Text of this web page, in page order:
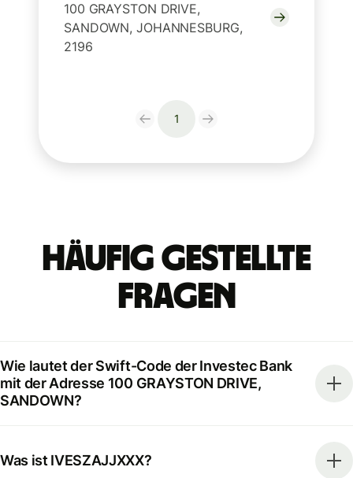
100 GRAYSTON DRIVE,
SANDOWN, JOHANNESBURG,
2196
1
Häufig gestellte
Fragen
Wie lautet der Swift-Code der Investec Bank
mit der Adresse 100 GRAYSTON DRIVE,
SANDOWN?
Was ist IVESZAJJXXX?